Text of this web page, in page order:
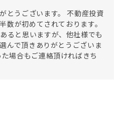
とうございます。 不動産投資
数が初めてされております。
ると思いますが、他社様でも
んで頂きありがとうございま
場合もご連絡頂ければきち